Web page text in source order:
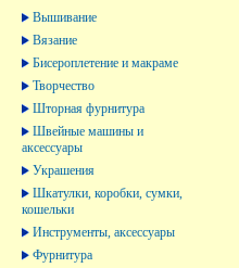
Вышивание
Вязание
Бисероплетение и макраме
Творчество
Шторная фурнитура
Швейные машины и
аксессуары
Украшения
Шкатулки, коробки, сумки,
кошельки
Инструменты, аксессуары
Фурнитура